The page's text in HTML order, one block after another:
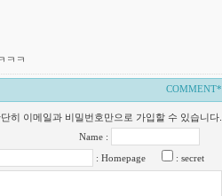
ㅋㅋ
COMMENT*
히 이메일과 비밀번호만으로 가입할 수 있습니다.
Name :
: Homepage : secret